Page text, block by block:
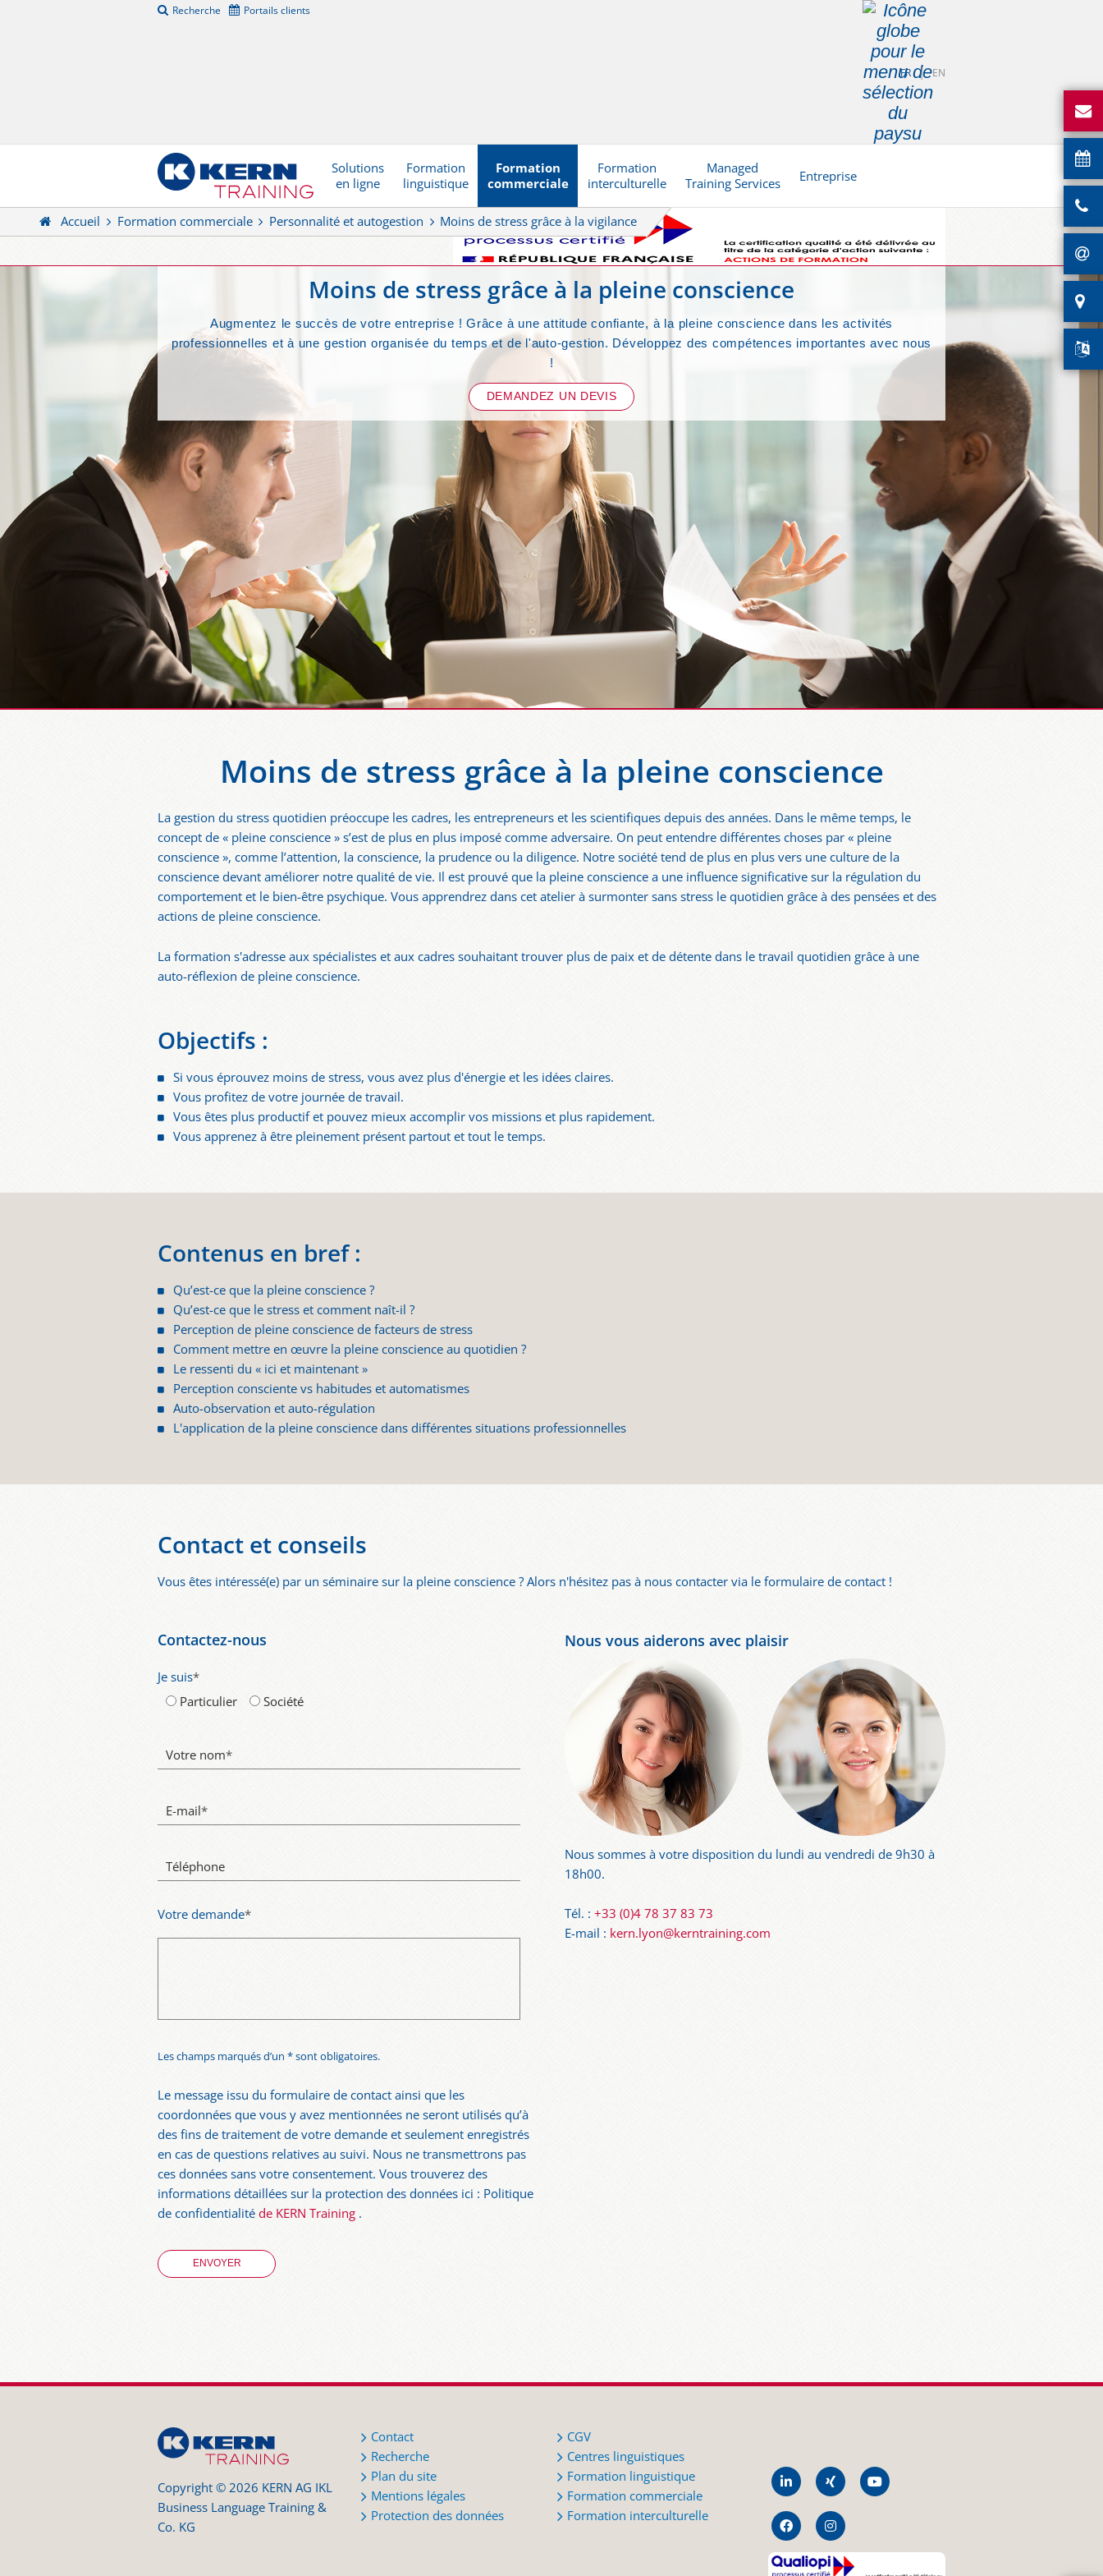
Recherche Portails clients
FR EN
Solutions
en ligne
Formation
linguistique
Formation
commerciale
Formation
interculturelle
Managed
Training Services
Entreprise
Accueil Formation commerciale Personnalité et autogestion Moins de stress grâce à la vigilance
Moins de stress grâce à la pleine conscience
Augmentez le succès de votre entreprise ! Grâce à une attitude confiante, à la pleine conscience dans les activités
professionnelles et à une gestion organisée du temps et de l'auto-gestion. Développez des compétences importantes avec nous
!
DEMANDEZ UN DEVIS
Moins de stress grâce à la pleine conscience
La gestion du stress quotidien préoccupe les cadres, les entrepreneurs et les scientifiques depuis des années. Dans le même temps, le
concept de « pleine conscience » s’est de plus en plus imposé comme adversaire. On peut entendre différentes choses par « pleine
conscience », comme l’attention, la conscience, la prudence ou la diligence. Notre société tend de plus en plus vers une culture de la
conscience devant améliorer notre qualité de vie. Il est prouvé que la pleine conscience a une influence significative sur la régulation du
comportement et le bien-être psychique. Vous apprendrez dans cet atelier à surmonter sans stress le quotidien grâce à des pensées et des
actions de pleine conscience.
La formation s'adresse aux spécialistes et aux cadres souhaitant trouver plus de paix et de détente dans le travail quotidien grâce à une
auto-réflexion de pleine conscience.
Objectifs :
Si vous éprouvez moins de stress, vous avez plus d'énergie et les idées claires.
Vous profitez de votre journée de travail.
Vous êtes plus productif et pouvez mieux accomplir vos missions et plus rapidement.
Vous apprenez à être pleinement présent partout et tout le temps.
Contenus en bref :
Qu’est-ce que la pleine conscience ?
Qu’est-ce que le stress et comment naît-il ?
Perception de pleine conscience de facteurs de stress
Comment mettre en œuvre la pleine conscience au quotidien ?
Le ressenti du « ici et maintenant »
Perception consciente vs habitudes et automatismes
Auto-observation et auto-régulation
L'application de la pleine conscience dans différentes situations professionnelles
Contact et conseils
Vous êtes intéressé(e) par un séminaire sur la pleine conscience ? Alors n'hésitez pas à nous contacter via le formulaire de contact !
Contactez-nous
Je suis*
Particulier
Société
Votre nom*
E-mail*
Téléphone
Votre demande*
Les champs marqués d’un * sont obligatoires.
Le message issu du formulaire de contact ainsi que les
coordonnées que vous y avez mentionnées ne seront utilisés qu’à
des fins de traitement de votre demande et seulement enregistrés
en cas de questions relatives au suivi. Nous ne transmettrons pas
ces données sans votre consentement. Vous trouverez des
informations détaillées sur la protection des données ici : Politique
de confidentialitéde KERN Training .
Nous vous aiderons avec plaisir
Nous sommes à votre disposition du lundi au vendredi de 9h30 à
18h00.
Tél. : +33 (0)4 78 37 83 73
E-mail : kern.lyon@kerntraining.com
Copyright © 2026 KERN AG IKL
Business Language Training &
Co. KG
Contact
Recherche
Plan du site
Mentions légales
Protection des données
CGV
Centres linguistiques
Formation linguistique
Formation commerciale
Formation interculturelle